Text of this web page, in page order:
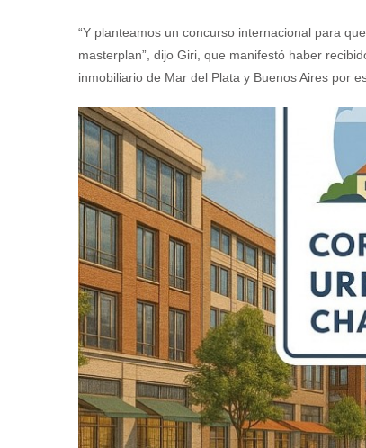
“Y planteamos un concurso internacional para
masterplan”, dijo Giri, que manifestó haber
inmobiliario de Mar del Plata y Buenos Aires por